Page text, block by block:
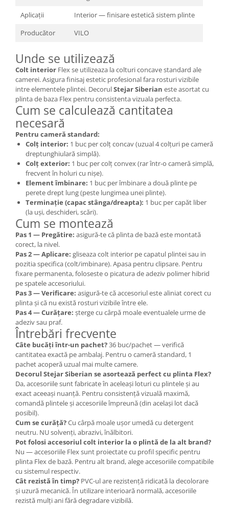
Aplicații
Interior — finisare estetică sistem plinte
Producător
VILO
Unde se utilizează
Colt interior Flex se utilizeaza la colturi concave standard ale
camerei. Asigura finisaj estetic profesional fara rosturi vizibile
intre elementele plintei. DecorulStejar Siberian este asortat cu
plinta de baza Flex pentru consistenta vizuala perfecta.
Cum se calculează cantitatea
necesară
Pentru cameră standard:
Colț interior: 1 buc per colț concav (uzual 4 colțuri pe cameră
dreptunghiulară simplă).
Colț exterior: 1 buc per colț convex (rar într-o cameră simplă,
frecvent în holuri cu nișe).
Element îmbinare: 1 buc per îmbinare a două plinte pe
perete drept lung (peste lungimea unei plinte).
Terminație (capac stânga/dreapta): 1 buc per capăt liber
(la uși, deschideri, scări).
Cum se montează
Pas 1 — Pregătire: asigură-te că plinta de bază este montată
corect, la nivel.
Pas 2 — Aplicare: gliseaza colt interior pe capatul plintei sau in
pozitia specifica (colt/imbinare). Apasa pentru clipsare. Pentru
fixare permanenta, foloseste o picatura de adeziv polimer hibrid
pe spatele accesoriului.
Pas 3 — Verificare: asigură-te că accesoriul este aliniat corect cu
plinta și că nu există rosturi vizibile între ele.
Pas 4 — Curățare: șterge cu cârpă moale eventualele urme de
adeziv sau praf.
Întrebări frecvente
Câte bucăți într-un pachet?36 buc/pachet — verifică
cantitatea exactă pe ambalaj. Pentru o cameră standard, 1
pachet acoperă uzual mai multe camere.
Decorul Stejar Siberian se asortează perfect cu plinta Flex?
Da, accesoriile sunt fabricate în aceleași loturi cu plintele și au
exact aceeași nuanță. Pentru consistență vizuală maximă,
comandă plintele și accesoriile împreună (din același lot dacă
posibil).
Cum se curăță?Cu cârpă moale ușor umedă cu detergent
neutru. NU solvenți, abrazivi, înălbitori.
Pot folosi accesoriul colt interior la o plintă de la alt brand?
Nu — accesoriile Flex sunt proiectate cu profil specific pentru
plinta Flex de bază. Pentru alt brand, alege accesoriile compatibile
cu sistemul respectiv.
Cât rezistă în timp? PVC-ul are rezistență ridicată la decolorare
și uzură mecanică. În utilizare interioară normală, accesoriile
rezistă mulți ani fără degradare vizibilă.